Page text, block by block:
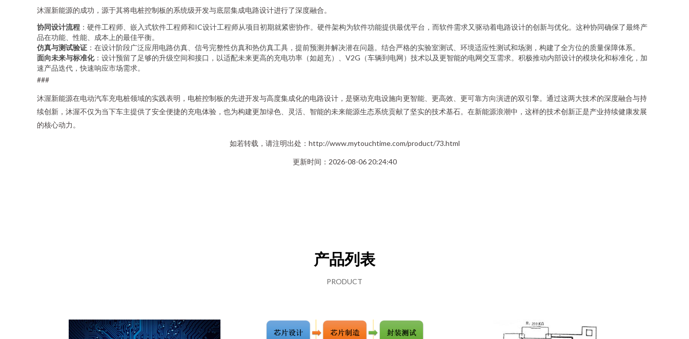
沐渥新能源的成功，源于其将电桩控制板的系统级开发与底层集成电路设计进行了深度融合。
协同设计流程 ：硬件工程师、嵌入式软件工程师和IC设计工程师从项目初期就紧密协作。硬件架构为软件功能提供最优平台，而软件需求又驱动着电路设计的创新与优化。这种协同确保了最终产
品在功能、性能、成本上的最佳平衡。
仿真与测试验证 ：在设计阶段广泛应用电路仿真、信号完整性仿真和热仿真工具，提前预测并解决潜在问题。结合严格的实验室测试、环境适应性测试和场测，构建了全方位的质量保障体系。
面向未来与标准化：设计预留了足够的升级空间和接口，以适配未来更高的充电功率（如超充）、V2G（车辆到电网）技术以及更智能的电网交互需求。积极推动内部设计的模块化和标准化，加
速产品迭代，快速响应市场需求。
###
沐渥新能源在电动汽车充电桩领域的实践表明，电桩控制板的先进开发与高度集成化的电路设计，是驱动充电设施向更智能、更高效、更可靠方向演进的双引擎。通过这两大技术的深度融合与持
续创新，沐渥不仅为当下车主提供了安全便捷的充电体验，也为构建更加绿色、灵活、智能的未来能源生态系统贡献了坚实的技术基石。在新能源浪潮中，这样的技术创新正是产业持续健康发展
的核心动力。
如若转载，请注明出处：http://www.mytouchtime.com/product/73.html
更新时间：2026-08-06 20:24:40
产品列表
PRODUCT